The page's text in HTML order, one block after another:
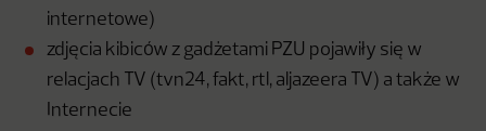
internetowe)
zdjęcia kibiców z gadżetami PZU pojawiły się w
relacjach TV (tvn24, fakt, rtl, aljazeera TV) a także w
Internecie